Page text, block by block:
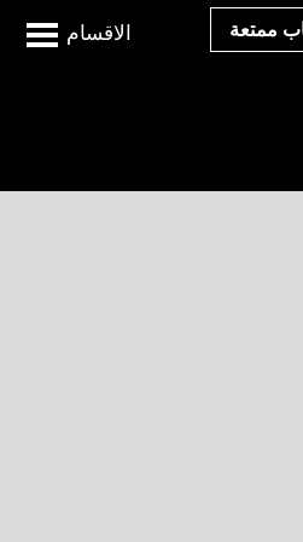
الاقسام ممتعة